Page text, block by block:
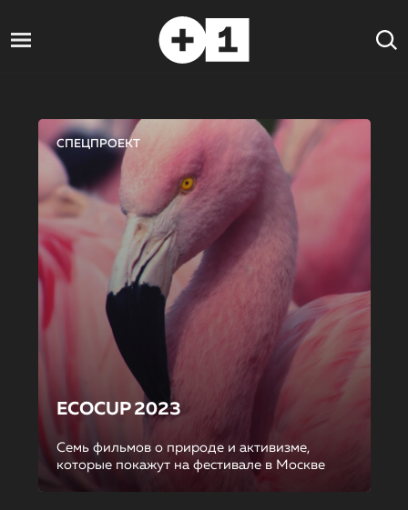
СПЕЦПРОЕКТ
ECOCUP 2023
Семь фильмов о природе и активизме,
которые покажут на фестивале в Москве